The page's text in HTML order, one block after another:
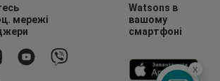
мережі
Watsons в
вашому
смартфоні
x